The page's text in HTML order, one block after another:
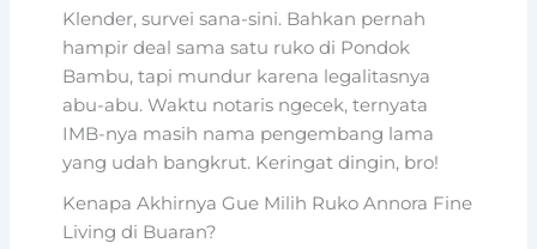
Klender, survei sana-sini. Bahkan pernah
hampir deal sama satu ruko di Pondok
Bambu, tapi mundur karena legalitasnya
abu-abu. Waktu notaris ngecek, ternyata
IMB-nya masih nama pengembang lama
yang udah bangkrut. Keringat dingin, bro!
Kenapa Akhirnya Gue Milih Ruko Annora Fine
Living di Buaran?